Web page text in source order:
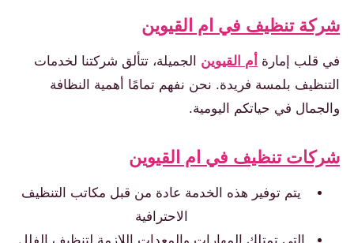
شركة تنظيف في ام القيوين
في قلب إمارة أم القيوين الجميلة، تتألق شركتنا لخدمات
التنظيف بلمسة فريدة. نحن نفهم تمامًا أهمية النظافة
والجمال في حياتكم اليومية.
شركات تنظيف في ام القيوين
يتم توفير هذه الخدمة عادة من قبل مكاتب التنظيف
الاحترافية